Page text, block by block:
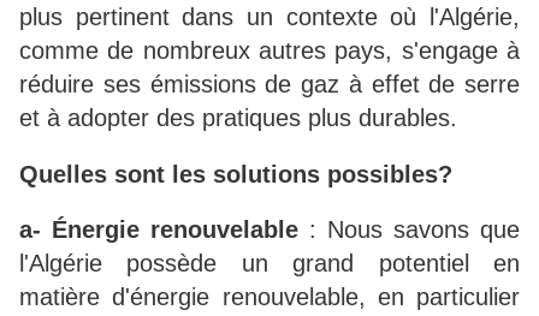
plus pertinent dans un contexte où l'Algérie,
comme de nombreux autres pays, s'engage à
réduire ses émissions de gaz à effet de serre
et à adopter des pratiques plus durables.
Quelles sont les solutions possibles?
a- Énergie renouvelable : Nous savons que
l'Algérie possède un grand potentiel en
matière d'énergie renouvelable, en particulier